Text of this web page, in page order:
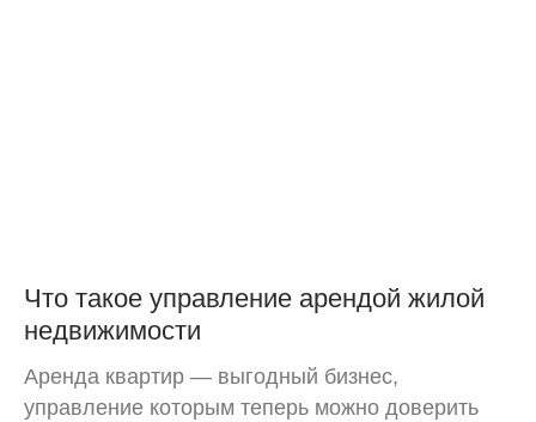
Что такое управление арендой жилой
недвижимости
Аренда квартир — выгодный бизнес,
управление которым теперь можно доверить